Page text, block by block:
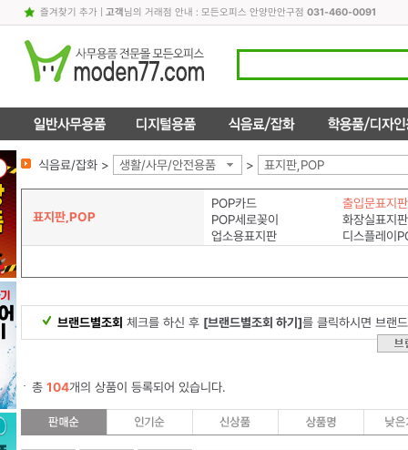
즐겨찾기 추가| 고객님의 거래점 안내 : 모든오피스 안양만안구점 031-460-0091
식음료/잡화 > 생활/사무/안전용품 > 표지판,POP
표지판,POP
POP카드
출입문표지판
POP세로꽂이
화장실표지판
업소용표지판
디스플레이
브랜드별조회 체크를 하신 후 [브랜드별조회 하기]를 클릭하시면 브랜
총 104개의 상품이 등록되어 있습니다.